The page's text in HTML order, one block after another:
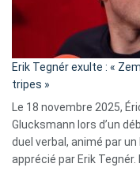
Erik Tegnér exulte : «
tripes »
Le 18 novembre 2025,
Glucksmann lors d’un
duel verbal, animé par
apprécié par Erik Tegnér.